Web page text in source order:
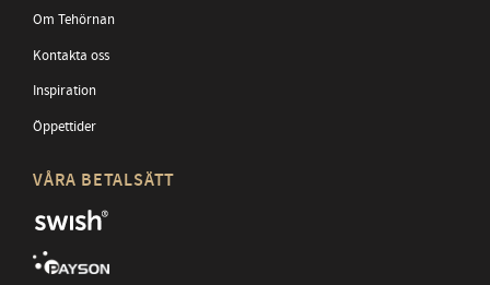
Om Tehörnan
Kontakta oss
Inspiration
Öppettider
VÅRA BETALSÄTT